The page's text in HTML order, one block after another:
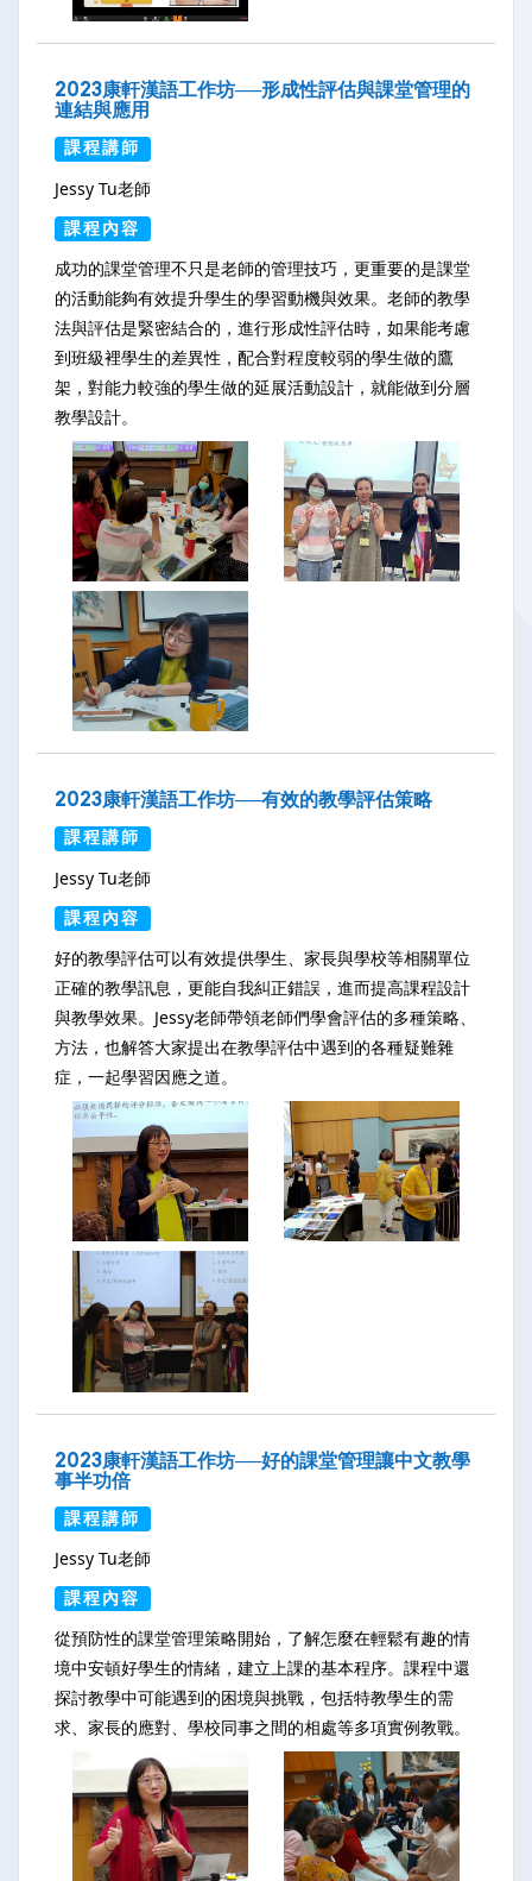
2023康軒漢語工作坊──形成性評估與課堂管理的
連結與應用
課程講師
Jessy Tu老師
課程內容
成功的課堂管理不只是老師的管理技巧，更重要的是課堂
的活動能夠有效提升學生的學習動機與效果。老師的教學
法與評估是緊密結合的，進行形成性評估時，如果能考慮
到班級裡學生的差異性，配合對程度較弱的學生做的鷹
架，對能力較強的學生做的延展活動設計，就能做到分層
教學設計。
2023康軒漢語工作坊──有效的教學評估策略
課程講師
Jessy Tu老師
課程內容
好的教學評估可以有效提供學生、家長與學校等相關單位
正確的教學訊息，更能自我糾正錯誤，進而提高課程設計
與教學效果。Jessy老師帶領老師們學會評估的多種策略、
方法，也解答大家提出在教學評估中遇到的各種疑難雜
症，一起學習因應之道。
2023康軒漢語工作坊──好的課堂管理讓中文教學
事半功倍
課程講師
Jessy Tu老師
課程內容
從預防性的課堂管理策略開始，了解怎麼在輕鬆有趣的情
境中安頓好學生的情緒，建立上課的基本程序。課程中還
探討教學中可能遇到的困境與挑戰，包括特教學生的需
求、家長的應對、學校同事之間的相處等多項實例教戰。